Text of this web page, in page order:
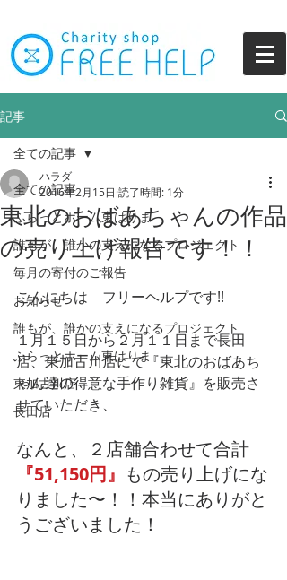
記事
全ての記事
ふらっとホーム東はりま
誰もが、誰かの支えになるプロジェクト
毎月の寄付のご報告
お知らせ
誰もが、誰かの支えになるプロジェクト
ふらっとホーム東はりま
東加古川店
長田店
全ての記事
東北のおばあちゃんの作品
の売り上げ報告です！！
ハラダ
2016年2月15日 読了時間: 1分
こんにちは　フリーヘルプです!!
１月１５日から２月１１日まで長田
店、東加古川店にて『東北のおばあち
ゃん達の得意な手作り雑貨』を販売さ
せていただき、
なんと、２店舗合わせて合計
『51,150円』 もの売り上げにな
りました〜！！本当にありがと
うございました！